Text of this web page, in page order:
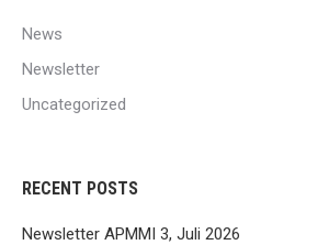
News
Newsletter
Uncategorized
RECENT POSTS
Newsletter APMMI 3, Juli 2026